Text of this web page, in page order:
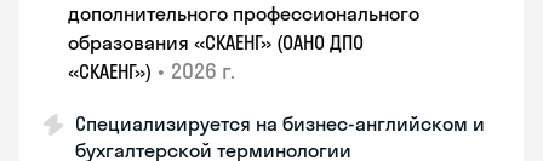
дополнительного профессионального
образования «СКАЕНГ» (ОАНО ДПО
«СКАЕНГ») • 2026 г.
Специализируется на бизнес-английском и
бухгалтерской терминологии